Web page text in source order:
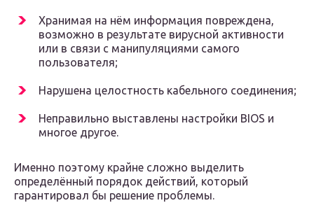
Хранимая на нём информация повреждена,
возможно в результате вирусной активности
или в связи с манипуляциями самого
пользователя;
Нарушена целостность кабельного соединения;
Неправильно выставлены настройки BIOS и
многое другое.
Именно поэтому крайне сложно выделить
определённый порядок действий, который
гарантировал бы решение проблемы.